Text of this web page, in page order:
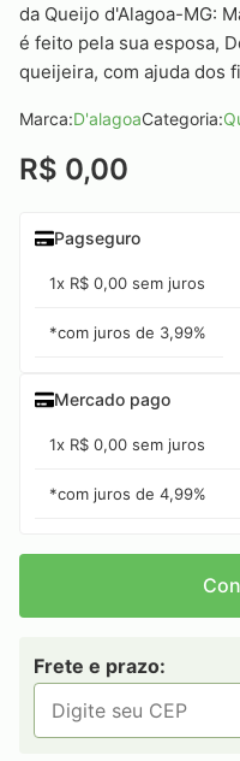
da Queijo d'Alagoa-MG:
é feito pela sua esposa,
queijeira, com ajuda dos
Marca:D'alagoaCategoria:
R$ 0,00
Pagseguro
1x R$ 0,00 sem juros
*com juros de 3,99%
Mercado pago
1x R$ 0,00 sem juros
*com juros de 4,99%
Frete e prazo: